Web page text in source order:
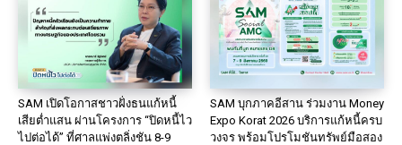
SAM เปิดโอกาสชาวฝั่งธนแก้หนี้
เสียต่ำแสน ผ่านโครงการ “ปิดหนี้ไว
ไปต่อได้” ที่ศาลแพ่งตลิ่งชัน 8-9
SAM บุกภาคอีสาน ร่วมงาน Money
Expo Korat 2026 บริการแก้หนี้ครบ
วงจร พร้อมโปรโมชันทรัพย์มือสอง